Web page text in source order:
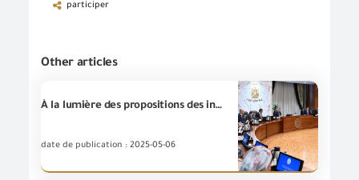
participer
Other articles
À la lumière des propositions des investisseurs dans le secteur du tourisme, Le Premier Ministre passe en revue les mesures proposées pour faciliter l'enregistrement et l'entrée des marques internationales sur le marché égyptien
date de publication : 2025-05-06